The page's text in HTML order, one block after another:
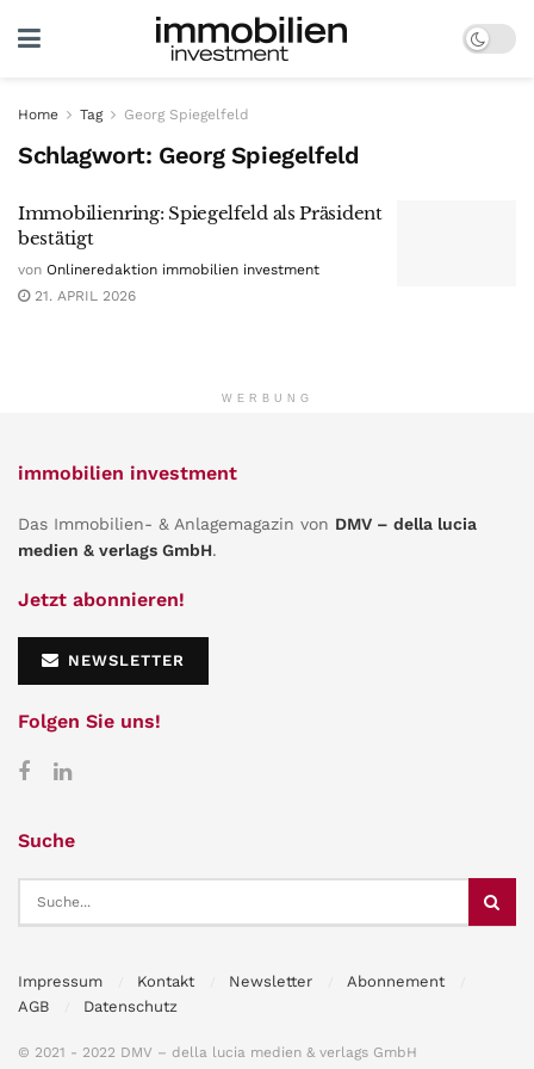
Home Tag Georg Spiegelfeld
Schlagwort: Georg Spiegelfeld
Immobilienring: Spiegelfeld als Präsident
bestätigt
von Onlineredaktion immobilien investment
21. APRIL 2026
WERBUNG
immobilien investment
Das Immobilien- & Anlagemagazin von DMV – della lucia
medien & verlags GmbH.
Jetzt abonnieren!
NEWSLETTER
Folgen Sie uns!
Suche
Impressum Kontakt Newsletter
Abonnement
AGB
Datenschutz
© 2021 - 2022 DMV – della lucia medien & verlags GmbH